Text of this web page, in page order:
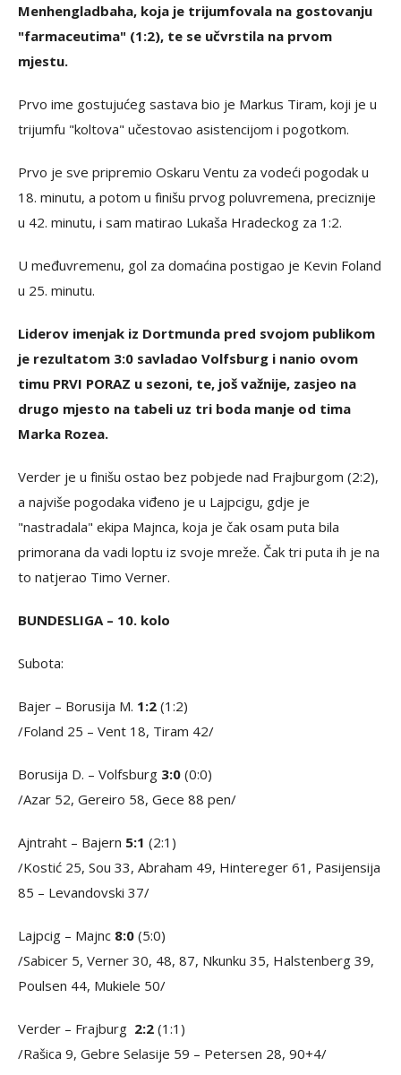
Menhengladbaha, koja je trijumfovala na gostovanju
"farmaceutima" (1:2), te se učvrstila na prvom
mjestu.
Prvo ime gostujućeg sastava bio je Markus Tiram, koji je u
trijumfu "koltova" učestovao asistencijom i pogotkom.
Prvo je sve pripremio Oskaru Ventu za vodeći pogodak u
18. minutu, a potom u finišu prvog poluvremena, preciznije
u 42. minutu, i sam matirao Lukaša Hradeckog za 1:2.
U međuvremenu, gol za domaćina postigao je Kevin Foland
u 25. minutu.
Liderov imenjak iz Dortmunda pred svojom publikom
je rezultatom 3:0 savladao Volfsburg i nanio ovom
timu PRVI PORAZ u sezoni, te, još važnije, zasjeo na
drugo mjesto na tabeli uz tri boda manje od tima
Marka Rozea.
Verder je u finišu ostao bez pobjede nad Frajburgom (2:2),
a najviše pogodaka viđeno je u Lajpcigu, gdje je
"nastradala" ekipa Majnca, koja je čak osam puta bila
primorana da vadi loptu iz svoje mreže. Čak tri puta ih je na
to natjerao Timo Verner.
BUNDESLIGA – 10. kolo
Subota:
Bajer – Borusija M. 1:2 (1:2)
/Foland 25 – Vent 18, Tiram 42/
Borusija D. – Volfsburg 3:0 (0:0)
/Azar 52, Gereiro 58, Gece 88 pen/
Ajntraht – Bajern 5:1 (2:1)
/Kostić 25, Sou 33, Abraham 49, Hintereger 61, Pasijensija
85 – Levandovski 37/
Lajpcig – Majnc 8:0 (5:0)
/Sabicer 5, Verner 30, 48, 87, Nkunku 35, Halstenberg 39,
Poulsen 44, Mukiele 50/
Verder – Frajburg 2:2 (1:1)
/Rašica 9, Gebre Selasije 59 – Petersen 28, 90+4/